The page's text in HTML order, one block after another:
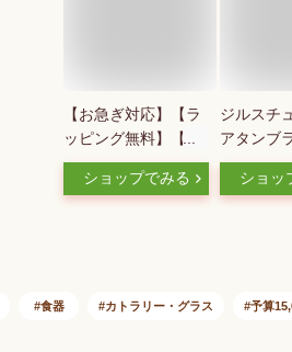
【お急ぎ対応】【ラ
ッピング無料】【名
入れ代込み】ウェッ
ジウッド
記念日 ウエディング
ショップでみる
ジルスチ
アタンブ
134-4 内
結婚祝い
ショッ
食器 カトラリー・グラス 予算